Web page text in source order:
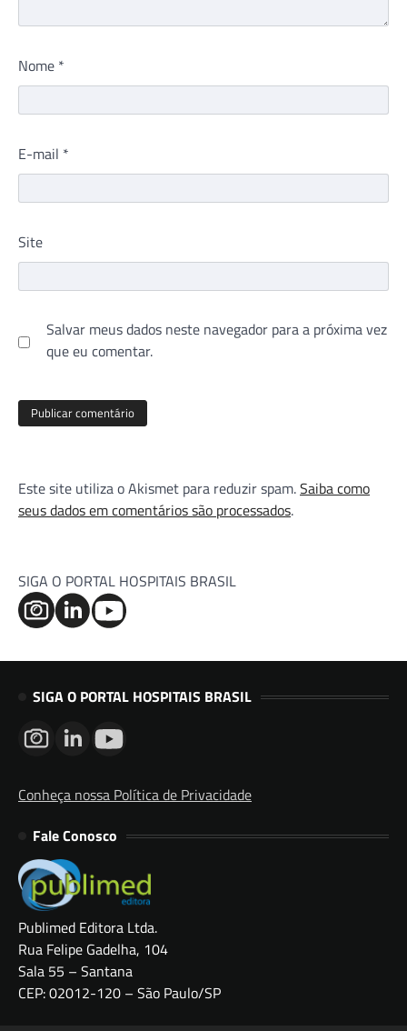
Nome *
E-mail *
Site
Salvar meus dados neste navegador para a próxima vez
que eu comentar.
Este site utiliza o Akismet para reduzir spam.Saiba como
seus dados em comentários são processados.
SIGA O PORTAL HOSPITAIS BRASIL
SIGA O PORTAL HOSPITAIS BRASIL
Conheça nossa Política de Privacidade
Fale Conosco
Publimed Editora Ltda.
Rua Felipe Gadelha, 104
Sala 55 – Santana
CEP: 02012-120 – São Paulo/SP